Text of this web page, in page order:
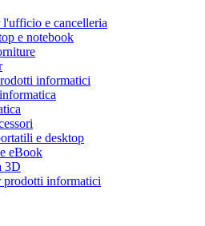
e cancelleria
e notebook
informatici
e desktop
eBook
3D
prodotti informatici